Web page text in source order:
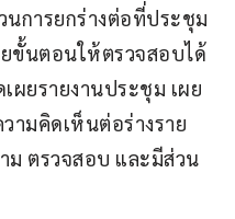
การยกร่างต่อที่ประชุม
ขั้นตอนให้ตรวจสอบได้
ผยรายงานประชุม เผย
ามคิดเห็นต่อร่างราย
ม ตรวจสอบ และมีส่วน